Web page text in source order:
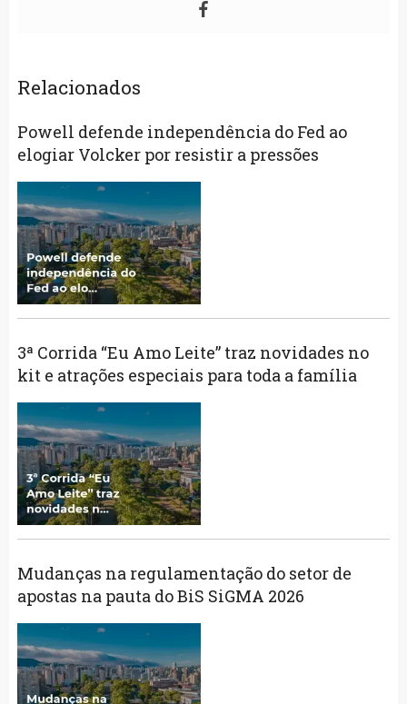
Relacionados
Powell defende independência do Fed ao
elogiar Volcker por resistir a pressões
3ª Corrida “Eu Amo Leite” traz novidades no
kit e atrações especiais para toda a família
Mudanças na regulamentação do setor de
apostas na pauta do BiS SiGMA 2026